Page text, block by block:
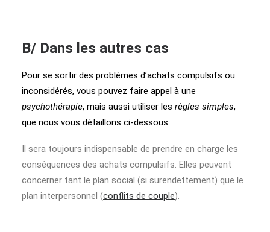
B/ Dans les autres cas
Pour se sortir des problèmes d’achats compulsifs ou
inconsidérés, vous pouvez faire appel à une
psychothérapie, mais aussi utiliser les règles simples,
que nous vous détaillons ci-dessous.
Il sera toujours indispensable de prendre en charge les
conséquences des achats compulsifs. Elles peuvent
concerner tant le plan social (si surendettement) que le
plan interpersonnel (conflits de couple).